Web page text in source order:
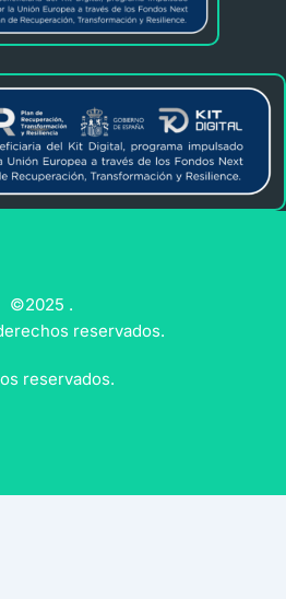
©2025 .
reservados.
reservados.